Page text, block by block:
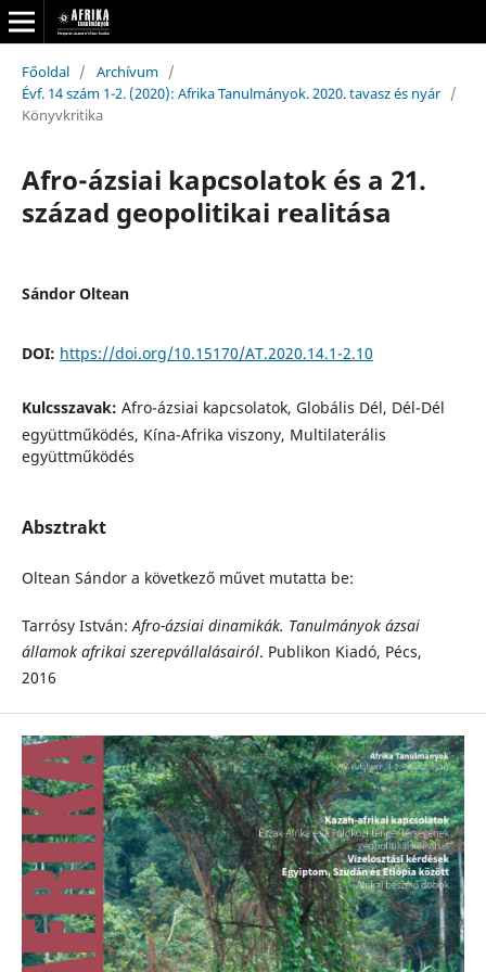
Főoldal / Archívum /
Évf. 14 szám 1-2. (2020): Afrika Tanulmányok. 2020. tavasz és nyár /
Könyvkritika
Afro-ázsiai kapcsolatok és a 21.
század geopolitikai realitása
Sándor Oltean
DOI: https://doi.org/10.15170/AT.2020.14.1-2.10
Kulcsszavak: Afro-ázsiai kapcsolatok, Globális Dél, Dél-Dél
együttműködés, Kína-Afrika viszony, Multilaterális
együttműködés
Absztrakt
Oltean Sándor a következő művet mutatta be:
Tarrósy István:Afro-ázsiai dinamikák. Tanulmányok ázsai
államok afrikai szerepvállalásairól. Publikon Kiadó, Pécs,
2016